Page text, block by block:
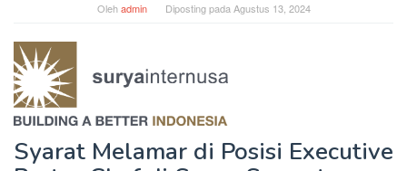
Olehadmin Diposting pada Agustus 13, 2024
Syarat Melamar di Posisi Executive